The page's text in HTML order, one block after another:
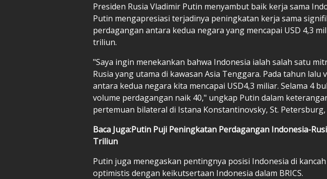
Presiden Rusia Vladimir Putin menyambut baik kerja sama
Putin mengapresiasi terjadinya peningkatan kerja sama
perdagangan antara kedua negara yang mencapai USD 4,3
triliun.
"Saya ingin menekankan bahwa Indonesia ialah salah satu
Rusia yang utama di kawasan Asia Tenggara. Pada tahun lalu
antara kedua negara kita mencapai USD4,3 miliar. Selama 4
volume perdagangan naik 40," ungkap Putin dalam
pertemuan bilateral di Istana Konstantinovsky, St. Petersburg,
Baca Juga:Putin Puji Peningkatan Perdagangan Indonesia-
Triliun
Putin juga menegaskan pentingnya posisi Indonesia di
optimistis dengan keikutsertaan Indonesia dalam BRICS.